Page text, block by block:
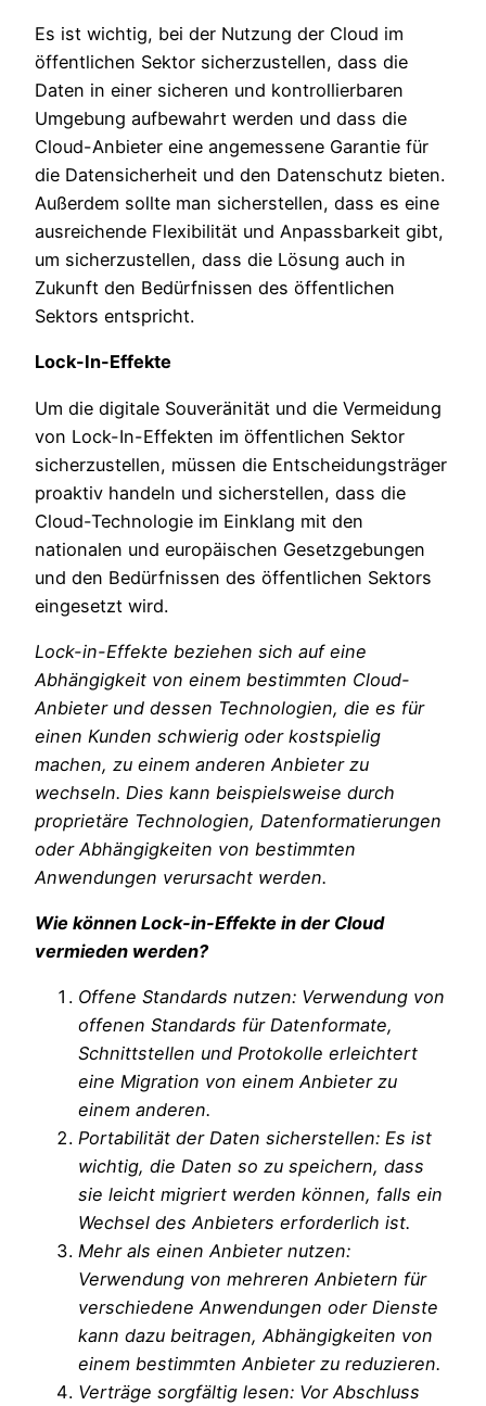
Es ist wichtig, bei der Nutzung der Cloud im
öffentlichen Sektor sicherzustellen, dass die
Daten in einer sicheren und kontrollierbaren
Umgebung aufbewahrt werden und dass die
Cloud-Anbieter eine angemessene Garantie für
die Datensicherheit und den Datenschutz bieten.
Außerdem sollte man sicherstellen, dass es eine
ausreichende Flexibilität und Anpassbarkeit gibt,
um sicherzustellen, dass die Lösung auch in
Zukunft den Bedürfnissen des öffentlichen
Sektors entspricht.
Lock-In-Effekte
Um die digitale Souveränität und die Vermeidung
von Lock-In-Effekten im öffentlichen Sektor
sicherzustellen, müssen die Entscheidungsträger
proaktiv handeln und sicherstellen, dass die
Cloud-Technologie im Einklang mit den
nationalen und europäischen Gesetzgebungen
und den Bedürfnissen des öffentlichen Sektors
eingesetzt wird.
Lock-in-Effekte beziehen sich auf eine
Abhängigkeit von einem bestimmten Cloud-
Anbieter und dessen Technologien, die es für
einen Kunden schwierig oder kostspielig
machen, zu einem anderen Anbieter zu
wechseln. Dies kann beispielsweise durch
proprietäre Technologien, Datenformatierungen
oder Abhängigkeiten von bestimmten
Anwendungen verursacht werden.
Wie können Lock-in-Effekte in der Cloud
vermieden werden?
Offene Standards nutzen: Verwendung von
offenen Standards für Datenformate,
Schnittstellen und Protokolle erleichtert
eine Migration von einem Anbieter zu
einem anderen.
Portabilität der Daten sicherstellen: Es ist
wichtig, die Daten so zu speichern, dass
sie leicht migriert werden können, falls ein
Wechsel des Anbieters erforderlich ist.
Mehr als einen Anbieter nutzen:
Verwendung von mehreren Anbietern für
verschiedene Anwendungen oder Dienste
kann dazu beitragen, Abhängigkeiten von
einem bestimmten Anbieter zu reduzieren.
Verträge sorgfältig lesen: Vor Abschluss